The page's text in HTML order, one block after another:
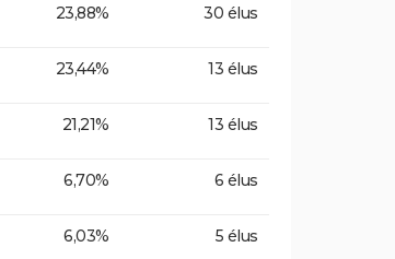
23,88% 30 élus
23,44% 13 élus
21,21% 13 élus
6,70% 6 élus
6,03% 5 élus